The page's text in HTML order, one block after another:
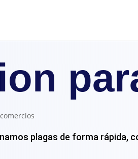
plagas de forma rápida,